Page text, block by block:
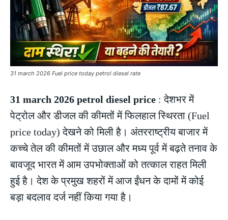
31 march 2026 Fuel price today petrol diesel rate
31 march 2026 petrol diesel price : देशभर में
पेट्रोल और डीजल की कीमतों में फिलहाल स्थिरता (Fuel
price today) देखने को मिली है। अंतरराष्ट्रीय बाजार में
कच्चे तेल की कीमतों में उछाल और मध्य पूर्व में बढ़ते तनाव के
बावजूद भारत में आम उपभोक्ताओं को तत्काल राहत मिली
हुई है। देश के प्रमुख शहरों में आज ईंधन के दामों में कोई
बड़ा बदलाव दर्ज नहीं किया गया है।